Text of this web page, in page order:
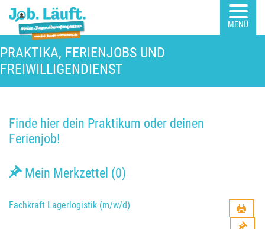
MENÜ
PRAKTIKA, FERIENJOBS UND
FREIWILLIGENDIENST
Finde hier dein Praktikum oder deinen
Ferienjob!
Mein Merkzettel (0)
Fachkraft Lagerlogistik (m/w/d)